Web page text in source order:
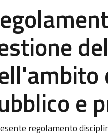
e
regolamento